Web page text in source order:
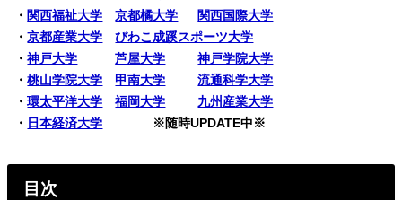
・ 関西福祉大学 京都橘大学
関西国際大学
・京都産業大学
びわこ成蹊スポーツ大学
・神戸大学 芦屋大学
神戸学院大学
・桃山学院大学 甲南大学
流通科学大学
・環太平洋大学 福岡大学
九州産業大学
・ 日本経済大学 ※随時UPDATE中※
目次